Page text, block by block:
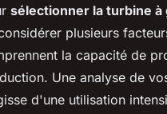
sélectionner la turbine à
plusieurs
la capacité de
Une analyse de
d'une utilisation